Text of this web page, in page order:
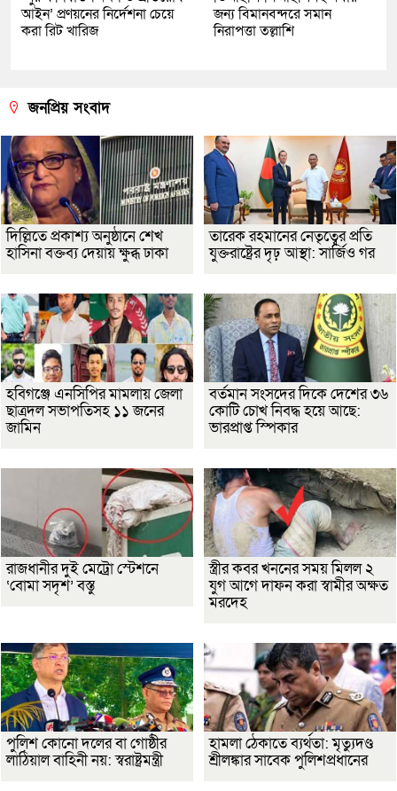
আইন’ প্রণয়নের নির্দেশনা চেয়ে
করা রিট খারিজ
জন্য বিমানবন্দরে সমান
নিরাপত্তা তল্লাশি
জনপ্রিয় সংবাদ
দিল্লিতে প্রকাশ্য অনুষ্ঠানে শেখ
হাসিনা বক্তব্য দেয়ায় ক্ষুব্ধ ঢাকা
তারেক রহমানের নেতৃত্বের প্রতি
যুক্তরাষ্ট্রের দৃঢ় আস্থা: সার্জিও গর
হবিগঞ্জে এনসিপির মামলায় জেলা
ছাত্রদল সভাপতিসহ ১১ জনের
জামিন
বর্তমান সংসদের দিকে দেশের ৩৬
কোটি চোখ নিবদ্ধ হয়ে আছে:
ভারপ্রাপ্ত স্পিকার
রাজধানীর দুই মেট্রো স্টেশনে
‘বোমা সদৃশ’ বস্তু
স্ত্রীর কবর খননের সময় মিলল ২
যুগ আগে দাফন করা স্বামীর অক্ষত
মরদেহ
পুলিশ কোনো দলের বা গোষ্ঠীর
লাঠিয়াল বাহিনী নয়: স্বরাষ্ট্রমন্ত্রী
হামলা ঠেকাতে ব্যর্থতা: মৃত্যুদণ্ড
শ্রীলঙ্কার সাবেক পুলিশপ্রধানের